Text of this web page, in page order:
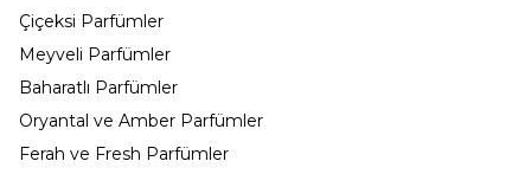
Çiçeksi Parfümler
Meyveli Parfümler
Baharatlı Parfümler
Oryantal ve Amber Parfümler
Ferah ve Fresh Parfümler